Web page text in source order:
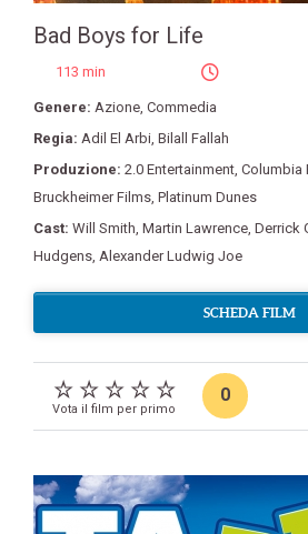
Bad Boys for Life
113 min
Genere: Azione, Commedia
Regia: Adil El Arbi, Bilall Fallah
Produzione: 2.0 Entertainment, Columbia
Bruckheimer Films, Platinum Dunes
Cast: Will Smith, Martin Lawrence, Derrick
Hudgens, Alexander Ludwig Joe
SCHEDA FILM
Vota il film per primo
0